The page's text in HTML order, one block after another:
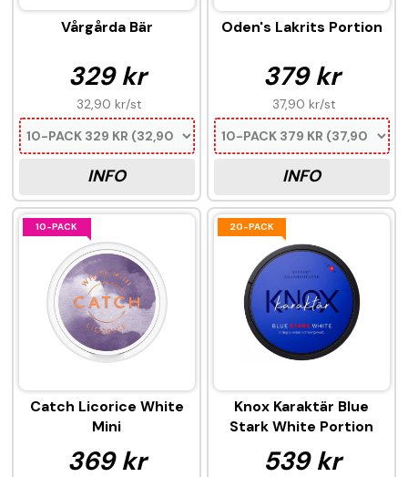
Vårgårda Bär
329 kr
32,90 kr/st
INFO
Oden's Lakrits Portion
379 kr
37,90 kr/st
INFO
10-PACK
Catch Licorice White
Mini
369 kr
20-PACK
Knox Karaktär Blue
Stark White Portion
539 kr